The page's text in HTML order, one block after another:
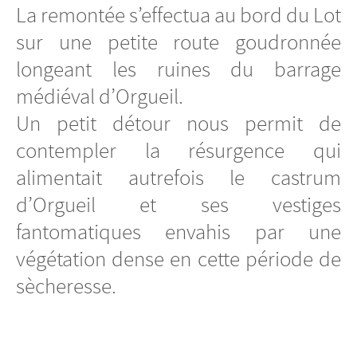
La remontée s’effectua au bord du Lot
sur une petite route goudronnée
longeant les ruines du barrage
médiéval d’Orgueil.
Un petit détour nous permit de
contempler la résurgence qui
alimentait autrefois le castrum
d’Orgueil et ses vestiges
fantomatiques envahis par une
végétation dense en cette période de
sècheresse.